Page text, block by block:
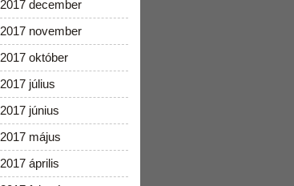
2017 december
2017 november
2017 október
2017 július
2017 június
2017 május
2017 április